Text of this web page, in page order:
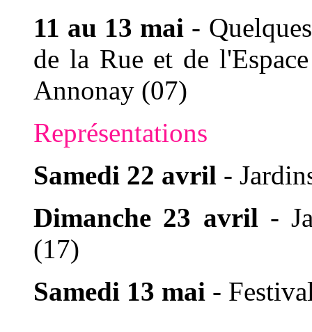
11 au 13 mai -
de la Rue et de
Annonay (07)
Représentations
Samedi 22 avril -
Dimanche 23 avril -
(17)
Samedi 13 mai -